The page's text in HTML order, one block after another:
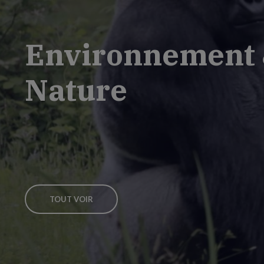
Environnement
Nature
TOUT VOIR